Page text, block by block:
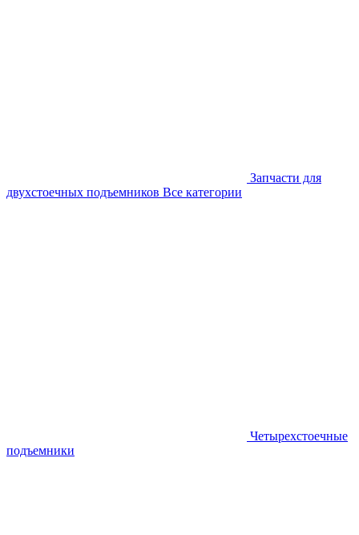
Запчасти для
двухстоечных подъемников Все категории
Четырехстоечные
подъемники